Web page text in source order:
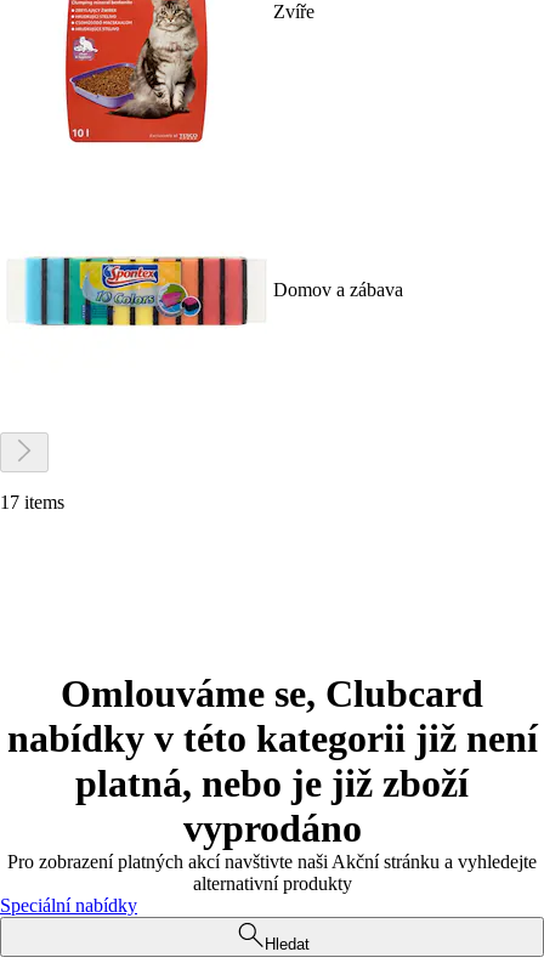
Zvíře
Domov a zábava
17 items
Omlouváme se, Clubcard
nabídky v této kategorii již není
platná, nebo je již zboží
vyprodáno
Pro zobrazení platných akcí navštivte naši Akční stránku a vyhledejte
alternativní produkty
Speciální nabídky
Hledat